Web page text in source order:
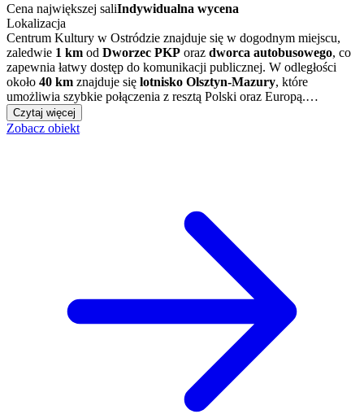
Cena największej saliIndywidualna wycena
Lokalizacja
Centrum Kultury w Ostródzie znajduje się w dogodnym miejscu,
zaledwie 1 km od Dworzec PKP oraz dworca autobusowego, co
zapewnia łatwy dostęp do komunikacji publicznej. W odległości
około 40 km znajduje się lotnisko Olsztyn-Mazury, które
umożliwia szybkie połączenia z resztą Polski oraz Europą.…
Czytaj więcej
Zobacz obiekt